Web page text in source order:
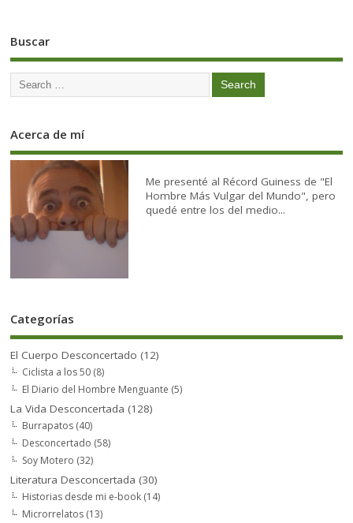
Buscar
Acerca de mí
Me presenté al Récord Guiness de "El
Hombre Más Vulgar del Mundo", pero
quedé entre los del medio...
Categorías
El Cuerpo Desconcertado (12)
Ciclista a los 50 (8)
El Diario del Hombre Menguante (5)
La Vida Desconcertada (128)
Burrapatos (40)
Desconcertado (58)
Soy Motero (32)
Literatura Desconcertada (30)
Historias desde mi e-book (14)
Microrrelatos (13)